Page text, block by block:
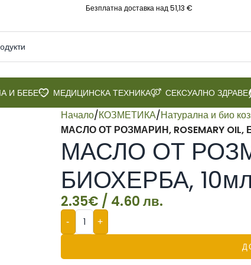
Безплатна доставка над 51,13 €
И БЕБЕ МЕДИЦИНСКА ТЕХНИКА СЕКСУАЛНО ЗДРАВЕ
Начало/КОЗМЕТИКА/Натурална и био
МАСЛО ОТ РОЗМАРИН, ROSEMARY
МАСЛО ОТ
БИОХЕРБА, 10мл
2.35€ / 4.60 лв.
- +